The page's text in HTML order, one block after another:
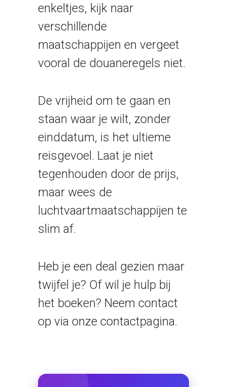
enkeltjes, kijk naar
verschillende
maatschappijen en vergeet
vooral de douaneregels niet.
De vrijheid om te gaan en
staan waar je wilt, zonder
einddatum, is het ultieme
reisgevoel. Laat je niet
tegenhouden door de prijs,
maar wees de
luchtvaartmaatschappijen te
slim af.
Heb je een deal gezien maar
twijfel je? Of wil je hulp bij
het boeken? Neem contact
op via onze contactpagina.